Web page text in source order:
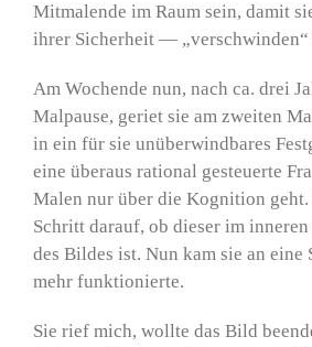
Mitmalende im Raum sein, damit
ihrer Sicherheit — „verschwinden“
Am Wochende nun, nach ca. drei
Malpause, geriet sie am zweiten
in ein für sie unüberwindbares
eine überaus rational gesteuerte
Malen nur über die Kognition
Schritt darauf, ob dieser im
des Bildes ist. Nun kam sie an eine
mehr funktionierte.
Sie rief mich, wollte das Bild